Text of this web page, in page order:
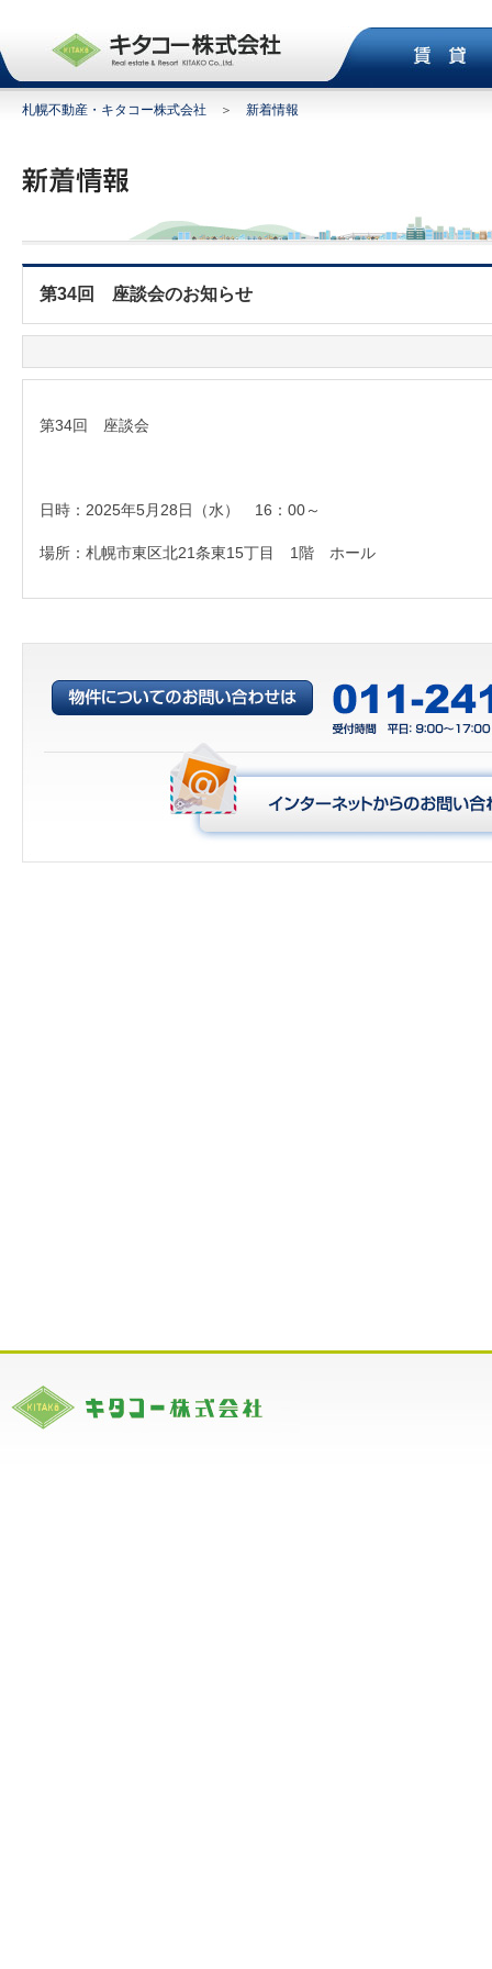
札幌不動産・キタコー株式会社 ＞ 新着情報
第34回 座談会のお知らせ
第34回 座談会
日時：2025年5月28日（水） 16：00～
場所：札幌市東区北21条東15丁目 1階 ホール